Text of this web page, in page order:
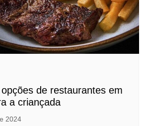
de restaurantes em
a criançada
2024